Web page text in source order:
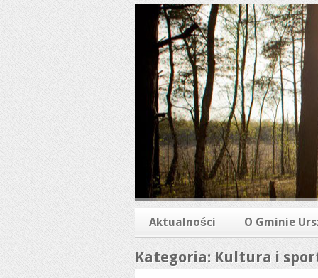
Aktualności O Gminie
Kategoria: Kultura i